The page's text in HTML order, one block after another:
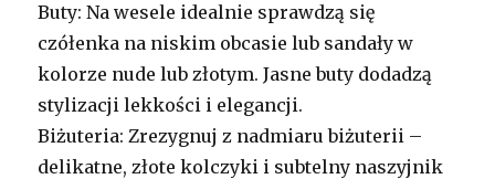
Buty: Na wesele idealnie sprawdzą się
czółenka na niskim obcasie lub sandały w
kolorze nude lub złotym. Jasne buty dodadzą
stylizacji lekkości i elegancji.
Biżuteria: Zrezygnuj z nadmiaru biżuterii –
delikatne, złote kolczyki i subtelny naszyjnik